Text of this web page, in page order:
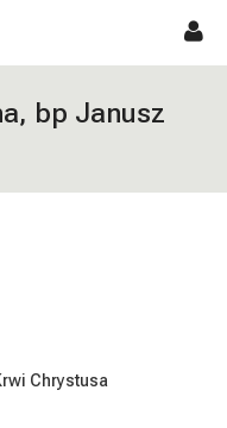
bp Janusz
Chrystusa